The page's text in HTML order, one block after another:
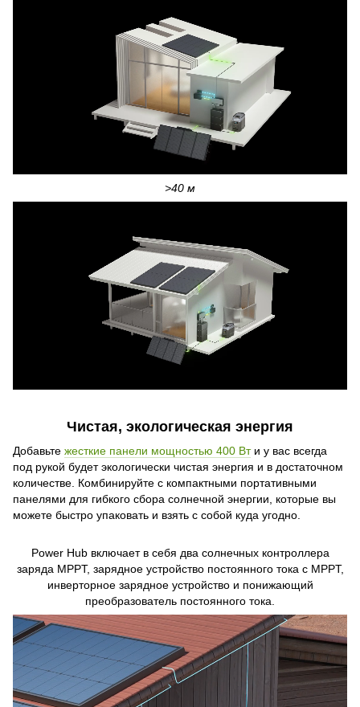
>40 м
Чистая, экологическая энергия
Добавьте жесткие панели мощностью 400 Вти у вас всегда
под рукой будет экологически чистая энергия и в достаточном
количестве. Комбинируйте с компактными портативными
панелями для гибкого сбора солнечной энергии, которые вы
можете быстро упаковать и взять с собой куда угодно.
Power Hub включает в себя два солнечных контроллера
заряда MPPT, зарядное устройство постоянного тока с MPPT,
инверторное зарядное устройство и понижающий
преобразователь постоянного тока.